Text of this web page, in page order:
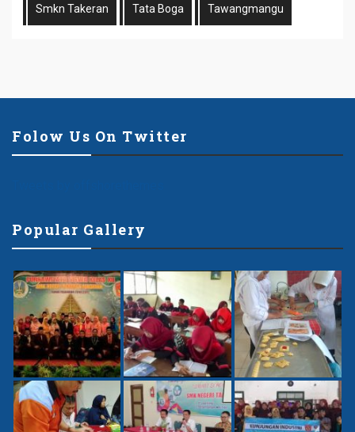
Smkn Takeran Tata Boga Tawangmangu
Folow Us On Twitter
Popular Gallery